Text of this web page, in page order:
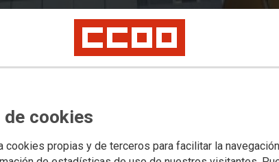
cookies
cookies propias y de terceros para facilitar la